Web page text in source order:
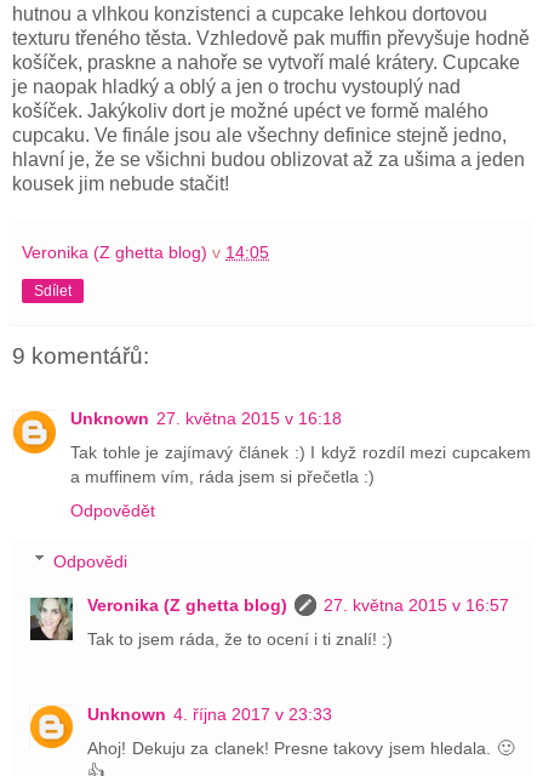
hutnou a vlhkou konzistenci a cupcake lehkou dortovou
texturu třeného těsta. Vzhledově pak muffin převyšuje hodně
košíček, praskne a nahoře se vytvoří malé krátery. Cupcake
je naopak hladký a oblý a jen o trochu vystouplý nad
košíček. Jakýkoliv dort je možné upéct ve formě malého
cupcaku. Ve finále jsou ale všechny definice stejně jedno,
hlavní je, že se všichni budou oblizovat až za ušima a jeden
kousek jim nebude stačit!
Veronika (Z ghetta blog) v 14:05
Sdílet
9 komentářů:
Unknown 27. května 2015 v 16:18
Tak tohle je zajímavý článek :) I když rozdíl mezi cupcakem
a muffinem vím, ráda jsem si přečetla :)
Odpovědět
Odpovědi
Veronika (Z ghetta blog)
27. května 2015 v 16:57
Tak to jsem ráda, že to ocení i ti znalí! :)
Unknown 4. října 2017 v 23:33
Ahoj! Dekuju za clanek! Presne takovy jsem hledala. 🙂
👍